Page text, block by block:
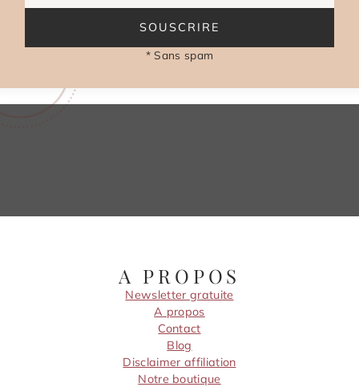
SOUSCRIRE
* Sans spam
A PROPOS
Newsletter gratuite
A propos
Contact
Blog
Disclaimer affiliation
Notre boutique